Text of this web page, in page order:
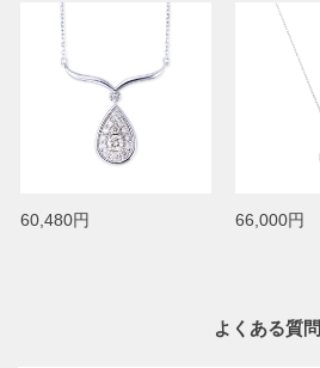
60,480円 66,000円
よくある質問